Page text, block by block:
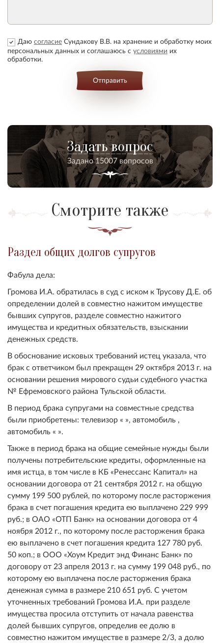
Даю согласие Сундакову В.В. на хранение и обработку моих
персональных данных и соглашаюсь с условиями их
обработки.
Отправить
Задать вопрос
Задано 15007 вопросов
Смотрите также
Раздел общих долгов супругов
Фабула дела:
Громова И.А. обратилась в суд с иском к Трусову Д.Е. об
определении долей в совместно нажитом имуществе
бывших супругов, разделе совместно нажитого
имущества и кредитных обязательств, взыскании
денежных средств.
В обоснование исковых требований истец указала, что
брак с ответчиком был прекращен 29 октября 2013 г. на
основании решения мирового судьи судебного участка
№ Ефремовского района Тульской области.
В период брака супругами на совместные средства
были приобретены: телевизор « », автомобиль ,
автомобиль « ».
Также в период брака на общие семейные нужды были
получены потребительские кредиты, оформленные на
имя истца, в том числе в КБ «Ренессанс Капитал» на
основании договора от 21 сентября 2012 г. на общую
сумму 199 500 рублей, по которому после расторжения
брака в счет погашения кредита ею выплачено 229 999
руб.; в ОАО «ОТП Банк» на основании договора от 4
ноября 2012 г., по которому после расторжения брака
ею выплачено в счет погашения кредита 127 780 руб.
50 коп.; в ООО «Хоум Кредит энд Финанс Банк» по
договору от 23 апреля 2013 г. на сумму 199 048 руб., по
которому ею выплачена после расторжения брака
денежная сумма в размере 210 651 руб. С учетом
уточненных требований Громова И.А. при разделе
имущества просила отступить от начала равенства
долей бывших супругов, определив ее долю в
совместно нажитом имуществе в размере 2/3, а долю